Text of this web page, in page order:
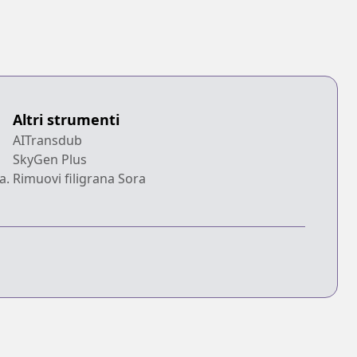
Altri strumenti
AITransdub
SkyGen Plus
Rimuovi filigrana Sora